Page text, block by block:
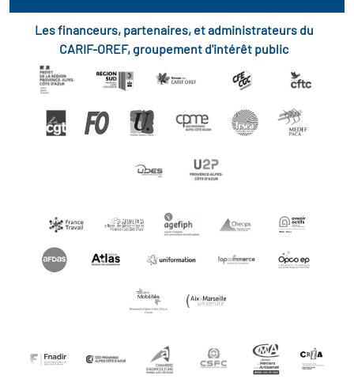
Les financeurs, partenaires, et administrateurs du
CARIF-OREF, groupement d'intérêt public